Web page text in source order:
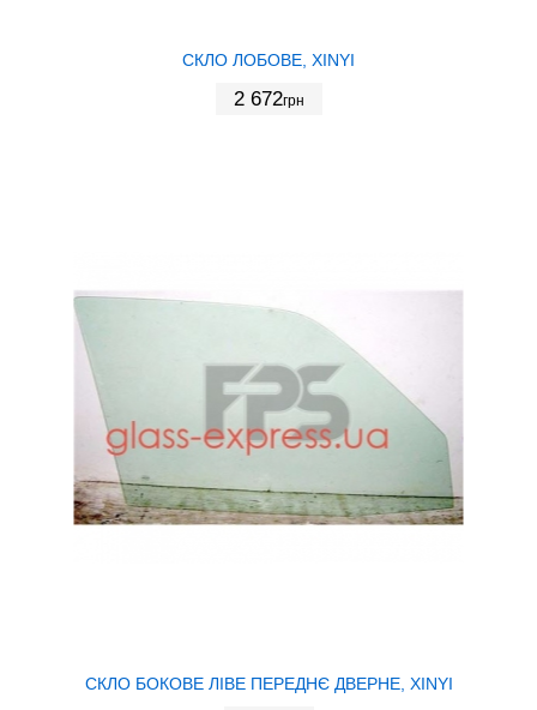
СКЛО ЛОБОВЕ, XINYI
2 672грн
СКЛО БОКОВЕ ЛІВЕ ПЕРЕДНЄ ДВЕРНЕ, XINYI